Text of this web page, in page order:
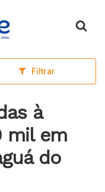
Filtrar
à
mil em
do